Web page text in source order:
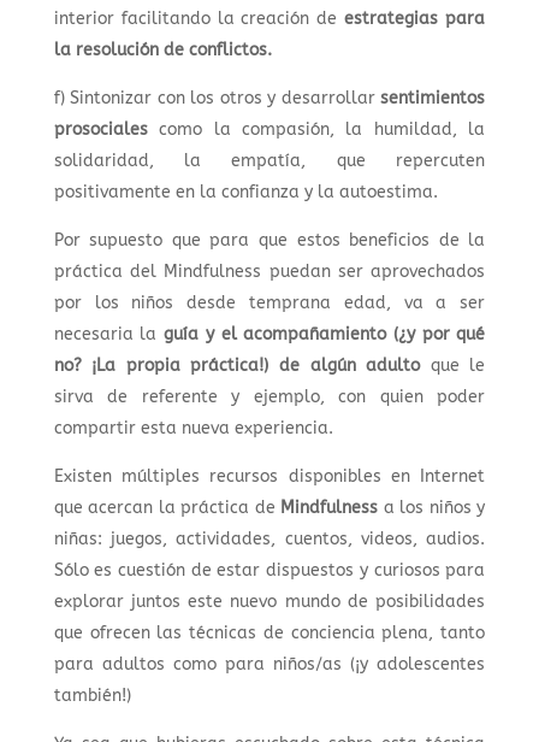
interior facilitando la creación deestrategias para
la resolución de conflictos.
f) Sintonizar con los otros y desarrollarsentimientos
prosocialescomo la compasión, la humildad, la
solidaridad, la empatía, que repercuten
positivamente en la confianza y la autoestima.
Por supuesto que para que estos beneficios de la
práctica del Mindfulness puedan ser aprovechados
por los niños desde temprana edad, va a ser
necesaria laguía y el acompañamiento (¿y por qué
no? ¡La propia práctica!) de algún adultoque le
sirva de referente y ejemplo, con quien poder
compartir esta nueva experiencia.
Existen múltiples recursos disponibles en Internet
que acercan la práctica de Mindfulness a los niños y
niñas: juegos, actividades, cuentos, videos, audios.
Sólo es cuestión de estar dispuestos y curiosos para
explorar juntos este nuevo mundo de posibilidades
que ofrecen las técnicas de conciencia plena, tanto
para adultos como para niños/as (¡y adolescentes
también!)